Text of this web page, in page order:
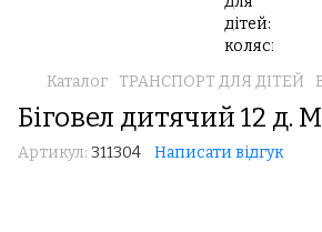
Каталог ТРАНСПОРТ ДЛЯ ДІТЕЙ
Біговел дитячий 12 д.
Артикул: 311304 Написати відгук